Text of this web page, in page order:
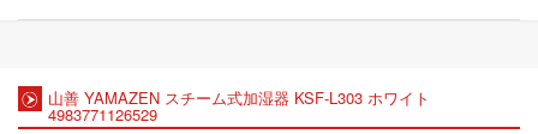
山善 YAMAZEN スチーム式加湿器 KSF-L303 ホワイト
4983771126529